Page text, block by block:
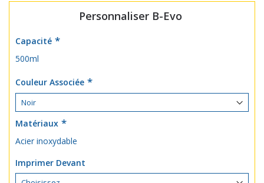
Personnaliser B-Evo
Capacité
500ml
Couleur Associée
Matériaux
Acier inoxydable
Imprimer Devant